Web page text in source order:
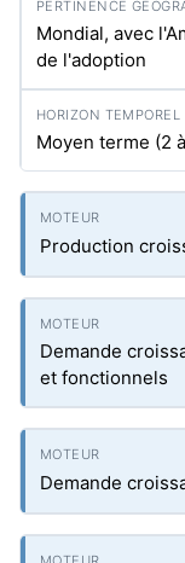
Mondial, avec
de l'adoption
Moyen terme (2
Production
Demande
et fonctionnels
Demande